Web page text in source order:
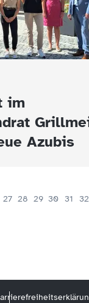
im
Azubis
27 28 29 30 31 32